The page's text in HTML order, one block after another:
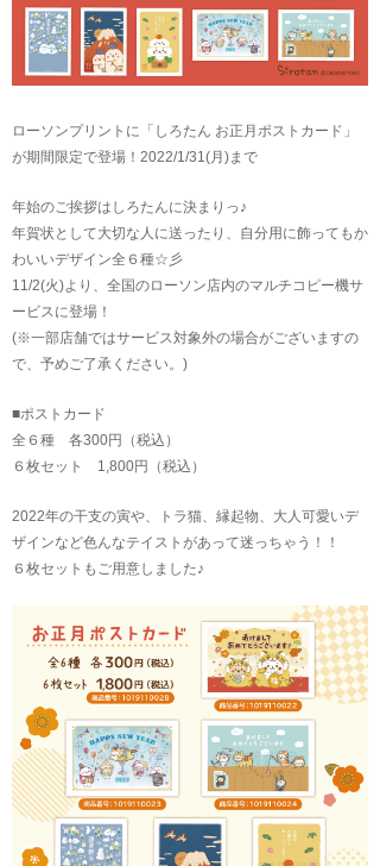
ローソンプリントに「しろたん お正月ポストカード」
が期間限定で登場！2022/1/31(月)まで
年始のご挨拶はしろたんに決まりっ♪
年賀状として大切な人に送ったり、自分用に飾ってもか
わいいデザイン全６種☆彡
11/2(火)より、全国のローソン店内のマルチコピー機サ
ービスに登場！
(※一部店舗ではサービス対象外の場合がございますの
で、予めご了承ください。)
■ポストカード
全６種 各300円（税込）
６枚セット 1,800円（税込）
2022年の干支の寅や、トラ猫、縁起物、大人可愛いデ
ザインなど色んなテイストがあって迷っちゃう！！
６枚セットもご用意しました♪